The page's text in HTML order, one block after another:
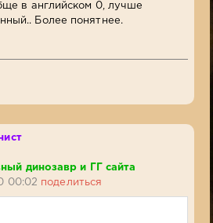
в английском 0, лучше
Более понятнее.
динозавр и ГГ сайта
00:02 поделиться